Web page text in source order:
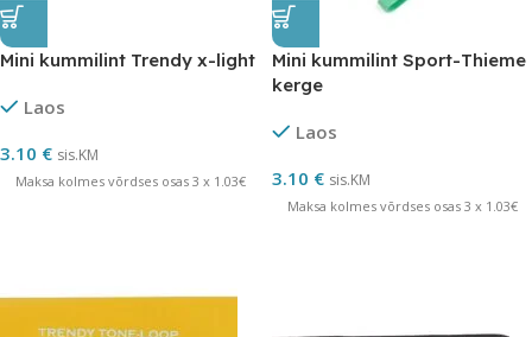
Mini kummilint Trendy x-light
Laos
3.10 € sis.KM
Maksa kolmes võrdses osas 3 x 1.03€
Mini kummilint Sport-Thieme
kerge
Laos
3.10 € sis.KM
Maksa kolmes võrdses osas 3 x 1.03€